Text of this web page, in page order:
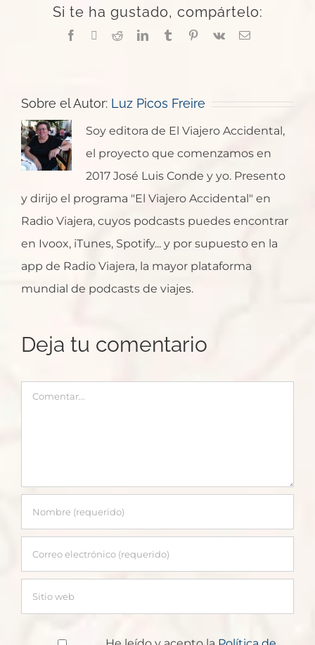
Si te ha gustado, compártelo:
Facebook RedditLinkedInTumblrPinterest
Vk
Correo
Sobre el Autor: Luz Picos Freire
Soy editora de El Viajero Accidental,
el proyecto que comenzamos en
2017 José Luis Conde y yo. Presento
y dirijo el programa "El Viajero Accidental" en
Radio Viajera, cuyos podcasts puedes encontrar
en Ivoox, iTunes, Spotify... y por supuesto en la
app de Radio Viajera, la mayor plataforma
mundial de podcasts de viajes.
Deja tu comentario
Comentar